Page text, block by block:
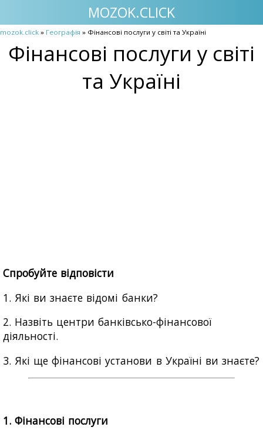
MOZOK.CLICK
mozok.click » Географія » Фінансові послуги у світі та Україні
Фінансові послуги у світі
та Україні
Спробуйте відповісти
1. Які ви знаєте відомі банки?
2. Назвіть центри банківсько-фінансової
діяльності.
3. Які ще фінансові установи в Україні ви знаєте?
1. Фінансові послуги